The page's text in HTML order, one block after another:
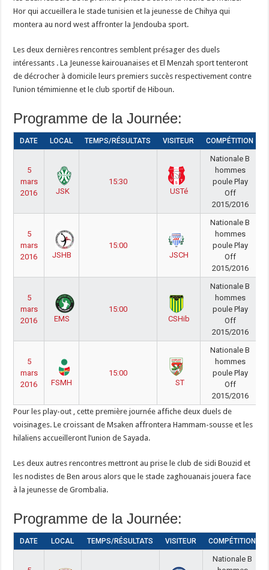
Hor qui accueillera le stade tunisien et la jeunesse de Chihya qui
montera au nord west affronter la Jendouba sport.
Les deux dernières rencontres semblent présager des duels
intéressants . La Jeunesse kairouanaises et El Menzah sport tenteront
de décrocher à domicile leurs premiers succès respectivement contre
l’union témimienne et le club sportif de Hiboun.
Programme de la Journée:
DATE LOCAL TEMPS/RÉSULTATS VISITEUR COMPÉTITION
5
mars
2016
JSK
15:30
USTé
Nationale B
hommes
poule Play
Off
2015/2016
5
mars
2016
JSHB
15:00
JSCH
Nationale B
hommes
poule Play
Off
2015/2016
5
mars
2016
EMS
15:00
CSHib
Nationale B
hommes
poule Play
Off
2015/2016
5
mars
2016
FSMH
15:00
ST
Nationale B
hommes
poule Play
Off
2015/2016
Pour les play-out , cette première journée affiche deux duels de
voisinages. Le croissant de Msaken affrontera Hammam-sousse et les
hilaliens accueilleront l’union de Sayada.
Les deux autres rencontres mettront au prise le club de sidi Bouzid et
les nodistes de Ben arous alors que le stade zaghouanais jouera face
à la jeunesse de Grombalia.
Programme de la Journée:
DATE LOCAL TEMPS/RÉSULTATS VISITEUR COMPÉTITION
Nationale B